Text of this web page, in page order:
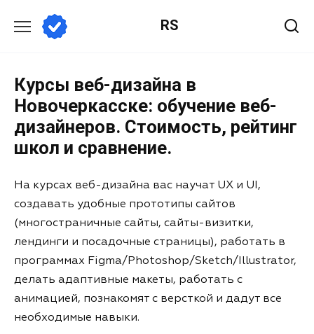
RS
Курсы веб-дизайна в
Новочеркасске: обучение веб-
дизайнеров. Стоимость, рейтинг
школ и сравнение.
На курсах веб-дизайна вас научат UX и UI,
создавать удобные прототипы сайтов
(многостраничные сайты, сайты-визитки,
лендинги и посадочные страницы), работать в
программах Figma/Photoshop/Sketch/Illustrator,
делать адаптивные макеты, работать с
анимацией, познакомят с версткой и дадут все
необходимые навыки.